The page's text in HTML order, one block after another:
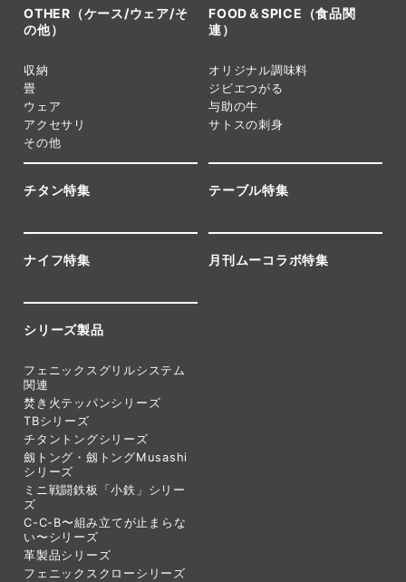
OTHER（ケース/ウェア/そ
の他）
収納
畳
ウェア
アクセサリ
その他
FOOD＆SPICE（食品関
連）
オリジナル調味料
ジビエつがる
与助の牛
サトスの刺身
チタン特集 テーブル特集
ナイフ特集 月刊ムーコラボ特集
シリーズ製品
フェニックスグリルシステム
関連
焚き火テッパンシリーズ
TBシリーズ
チタントングシリーズ
劔トング・劔トングMusashi
シリーズ
ミニ戦闘鉄板「小鉄」シリー
ズ
C-C-B〜組み立てが止まらな
い〜シリーズ
革製品シリーズ
フェニックスクローシリーズ